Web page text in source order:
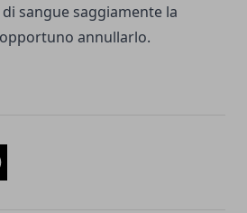
sangue saggiamente la
annullarlo.